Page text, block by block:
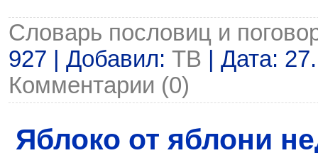
Словарь пословиц и
927 | Добавил: ТВ | Дата:
Комментарии (0)
Яблоко от яблони